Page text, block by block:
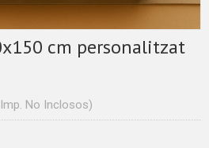
cm personalitzat
No Inclosos)